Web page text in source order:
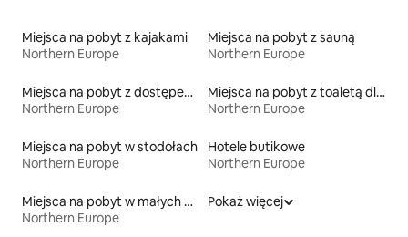
Miejsca na pobyt z kajakami
Northern Europe
Miejsca na pobyt z sauną
Northern Europe
Miejsca na pobyt z dostępem do jeziora
Northern Europe
Miejsca na pobyt z toaletą dla osoby z niepełnosprawnością
Northern Europe
Miejsca na pobyt w stodołach
Northern Europe
Hotele butikowe
Northern Europe
Miejsca na pobyt w małych domkach
Northern Europe
Pokaż więcej